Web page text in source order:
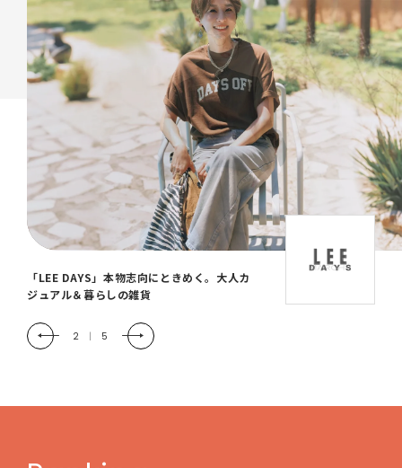
「LEE DAYS」本物志向にときめく。大人カ
ジュアル＆暮らしの雑貨
2 | 5